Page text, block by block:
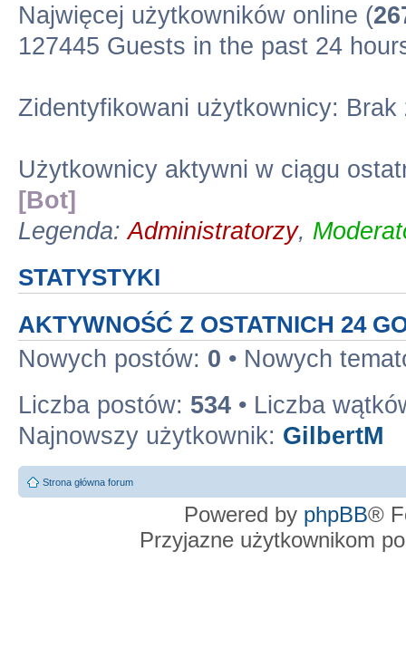
Najwięcej użytkowników online (
127445 Guests in the past 24
Zidentyfikowani użytkownicy:
Użytkownicy aktywni w ciągu
[Bot]
Legenda:Administratorzy,
STATYSTYKI
AKTYWNOŚĆ Z OSTATNICH 24
Nowych postów: 0 • Nowych
Liczba postów: 534 • Liczba
Najnowszy użytkownik: GilbertM
Strona główna forum
Powered by phpBB®
Przyjazne użytkownikom